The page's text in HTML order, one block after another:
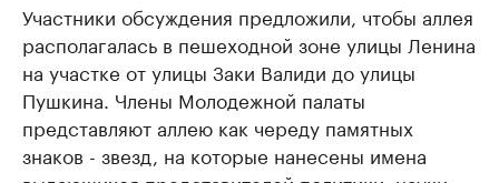
Участники обсуждения предложили, чтобы аллея
располагалась в пешеходной зоне улицы Ленина
на участке от улицы Заки Валиди до улицы
Пушкина. Члены Молодежной палаты
представляют аллею как череду памятных
знаков - звезд, на которые нанесены имена